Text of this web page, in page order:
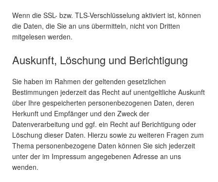
Wenn die SSL- bzw. TLS-Verschlüsselung aktiviert ist, können
die Daten, die Sie an uns übermitteln, nicht von Dritten
mitgelesen werden.
Auskunft, Löschung und Berichtigung
Sie haben im Rahmen der geltenden gesetzlichen
Bestimmungen jederzeit das Recht auf unentgeltliche Auskunft
über Ihre gespeicherten personenbezogenen Daten, deren
Herkunft und Empfänger und den Zweck der
Datenverarbeitung und ggf. ein Recht auf Berichtigung oder
Löschung dieser Daten. Hierzu sowie zu weiteren Fragen zum
Thema personenbezogene Daten können Sie sich jederzeit
unter der im Impressum angegebenen Adresse an uns
wenden.